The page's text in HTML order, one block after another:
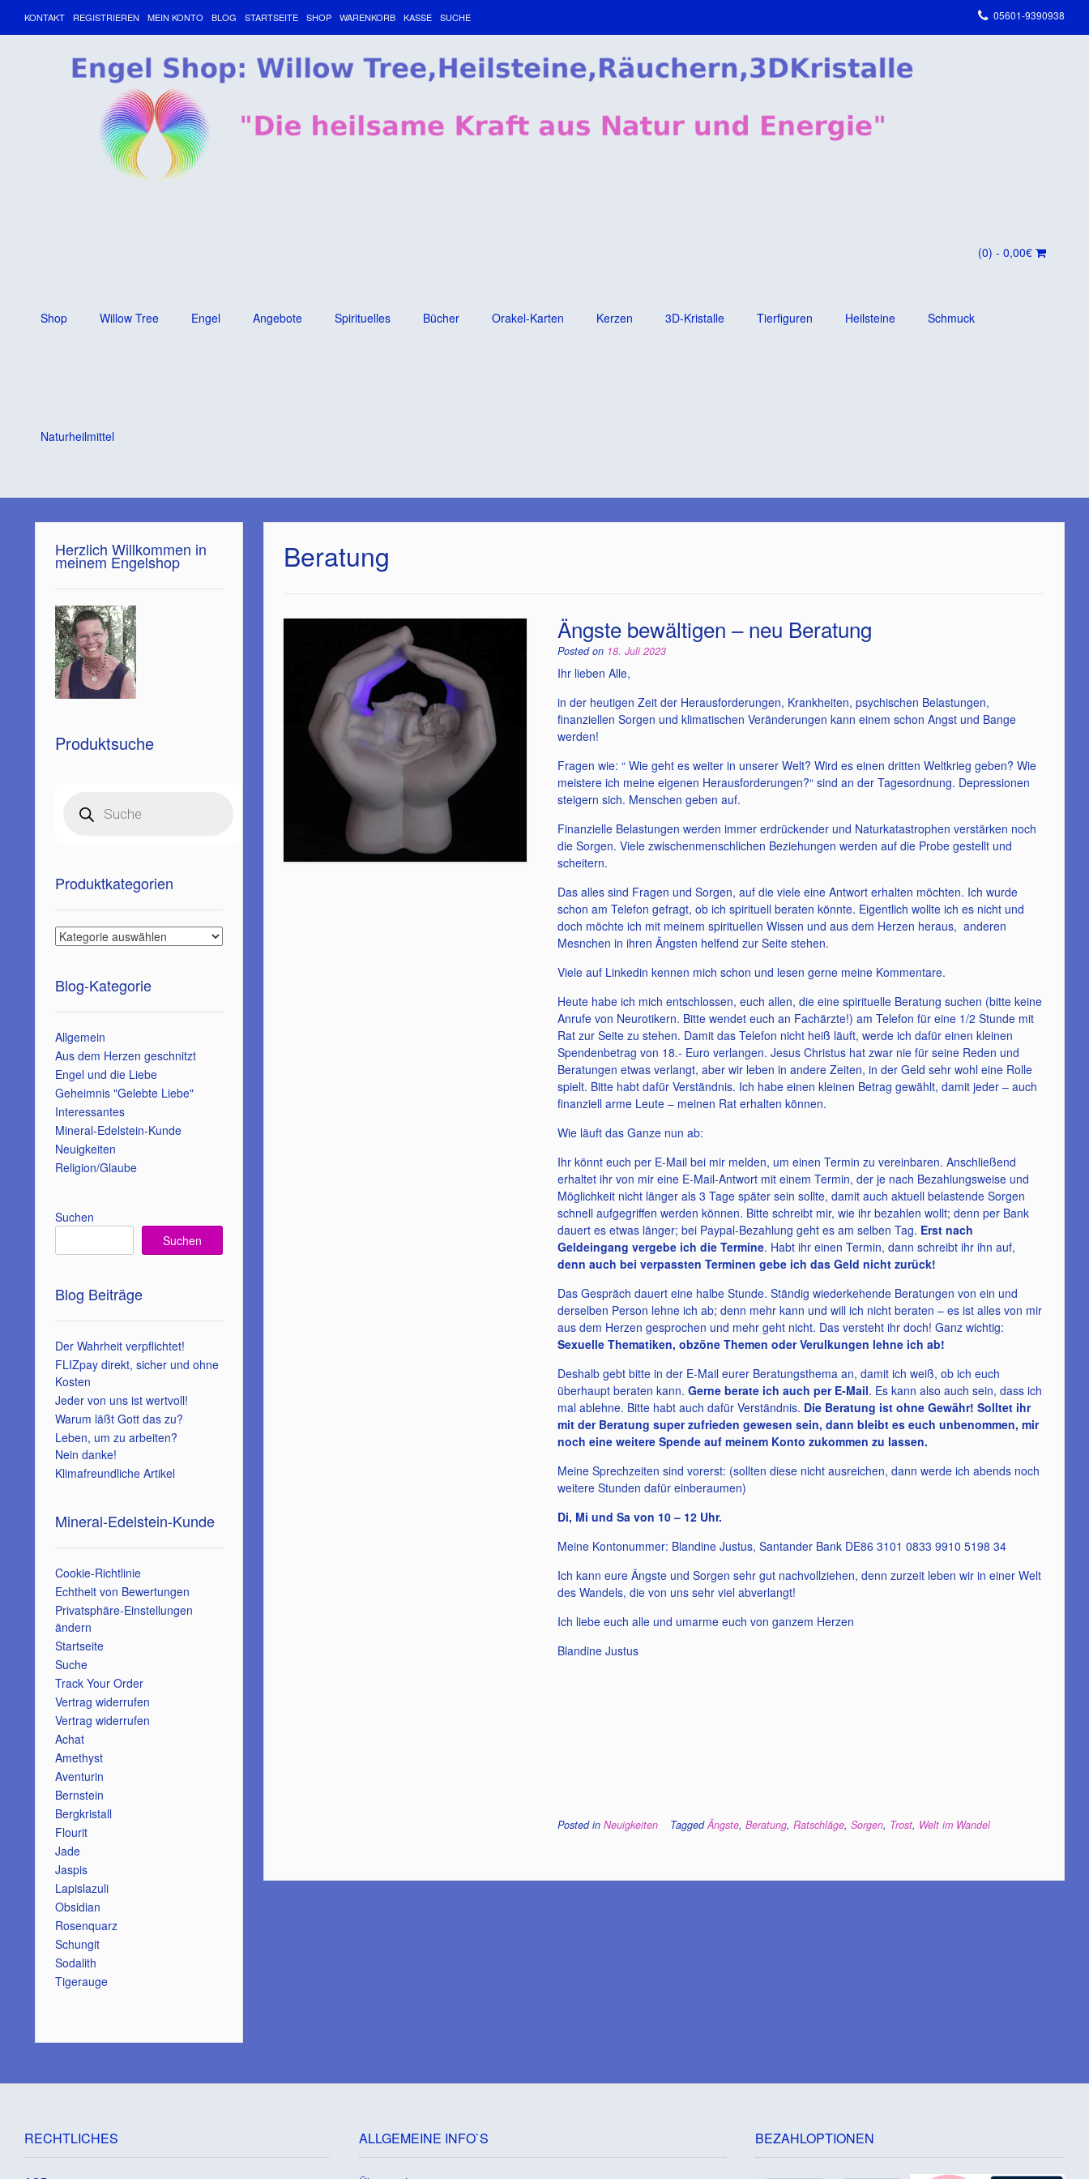
KONTAKT REGISTRIEREN MEIN KONTO BLOG STARTSEITE SHOP WARENKORB KASSE SUCHE 05601-9390938
(0) - 0,00€
Shop Willow Tree Engel Angebote Spirituelles Bücher Orakel-Karten Kerzen 3D-Kristalle Tierfiguren Heilsteine Schmuck
Naturheilmittel
Beratung
Ängste bewältigen – neu Beratung
Posted on 18. Juli 2023
Ihr lieben Alle,
in der heutigen Zeit der Herausforderungen, Krankheiten, psychischen Belastungen,
finanziellen Sorgen und klimatischen Veränderungen kann einem schon Angst und Bange
werden!
Fragen wie: “ Wie geht es weiter in unserer Welt? Wird es einen dritten Weltkrieg geben? Wie
meistere ich meine eigenen Herausforderungen?“ sind an der Tagesordnung. Depressionen
steigern sich. Menschen geben auf.
Finanzielle Belastungen werden immer erdrückender und Naturkatastrophen verstärken noch
die Sorgen. Viele zwischenmenschlichen Beziehungen werden auf die Probe gestellt und
scheitern.
Das alles sind Fragen und Sorgen, auf die viele eine Antwort erhalten möchten. Ich wurde
schon am Telefon gefragt, ob ich spirituell beraten könnte. Eigentlich wollte ich es nicht und
doch möchte ich mit meinem spirituellen Wissen und aus dem Herzen heraus, anderen
Mesnchen in ihren Ängsten helfend zur Seite stehen.
Viele auf Linkedin kennen mich schon und lesen gerne meine Kommentare.
Heute habe ich mich entschlossen, euch allen, die eine spirituelle Beratung suchen (bitte keine
Anrufe von Neurotikern. Bitte wendet euch an Fachärzte!) am Telefon für eine 1/2 Stunde mit
Rat zur Seite zu stehen. Damit das Telefon nicht heiß läuft, werde ich dafür einen kleinen
Spendenbetrag von 18.- Euro verlangen. Jesus Christus hat zwar nie für seine Reden und
Beratungen etwas verlangt, aber wir leben in andere Zeiten, in der Geld sehr wohl eine Rolle
spielt. Bitte habt dafür Verständnis. Ich habe einen kleinen Betrag gewählt, damit jeder – auch
finanziell arme Leute – meinen Rat erhalten können.
Wie läuft das Ganze nun ab:
Ihr könnt euch per E-Mail bei mir melden, um einen Termin zu vereinbaren. Anschließend
erhaltet ihr von mir eine E-Mail-Antwort mit einem Termin, der je nach Bezahlungsweise und
Möglichkeit nicht länger als 3 Tage später sein sollte, damit auch aktuell belastende Sorgen
schnell aufgegriffen werden können. Bitte schreibt mir, wie ihr bezahlen wollt; denn per Bank
dauert es etwas länger; bei Paypal-Bezahlung geht es am selben Tag. Erst nach
Geldeingang vergebe ich die Termine. Habt ihr einen Termin, dann schreibt ihr ihn auf,
denn auch bei verpassten Terminen gebe ich das Geld nicht zurück!
Das Gespräch dauert eine halbe Stunde. Ständig wiederkehende Beratungen von ein und
derselben Person lehne ich ab; denn mehr kann und will ich nicht beraten – es ist alles von mir
aus dem Herzen gesprochen und mehr geht nicht. Das versteht ihr doch! Ganz wichtig:
Sexuelle Thematiken, obzöne Themen oder Verulkungen lehne ich ab!
Deshalb gebt bitte in der E-Mail eurer Beratungsthema an, damit ich weiß, ob ich euch
überhaupt beraten kann.Gerne berate ich auch per E-Mail. Es kann also auch sein, dass ich
mal ablehne. Bitte habt auch dafür Verständnis. Die Beratung ist ohne Gewähr! Solltet ihr
mit der Beratung super zufrieden gewesen sein, dann bleibt es euch unbenommen, mir
noch eine weitere Spende auf meinem Konto zukommen zu lassen.
Meine Sprechzeiten sind vorerst: (sollten diese nicht ausreichen, dann werde ich abends noch
weitere Stunden dafür einberaumen)
Di, Mi und Sa von 10 – 12 Uhr.
Meine Kontonummer: Blandine Justus, Santander Bank DE86 3101 0833 9910 5198 34
Ich kann eure Ängste und Sorgen sehr gut nachvollziehen, denn zurzeit leben wir in einer Welt
des Wandels, die von uns sehr viel abverlangt!
Ich liebe euch alle und umarme euch von ganzem Herzen
Blandine Justus
Posted inNeuigkeiten TaggedÄngste,Beratung,Ratschläge,Sorgen, Trost, Welt im Wandel
Herzlich Willkommen in
meinem Engelshop
Produktsuche
search
Produktkategorien
Blog-Kategorie
Allgemein
Aus dem Herzen geschnitzt
Engel und die Liebe
Geheimnis "Gelebte Liebe"
Interessantes
Mineral-Edelstein-Kunde
Neuigkeiten
Religion/Glaube
Suchen
Suchen
Blog Beiträge
Der Wahrheit verpflichtet!
FLIZpay direkt, sicher und ohne
Kosten
Jeder von uns ist wertvoll!
Warum läßt Gott das zu?
Leben, um zu arbeiten?
Nein danke!
Klimafreundliche Artikel
Mineral-Edelstein-Kunde
Cookie-Richtlinie
Echtheit von Bewertungen
Privatsphäre-Einstellungen
ändern
Startseite
Suche
Track Your Order
Vertrag widerrufen
Vertrag widerrufen
Achat
Amethyst
Aventurin
Bernstein
Bergkristall
Flourit
Jade
Jaspis
Lapislazuli
Obsidian
Rosenquarz
Schungit
Sodalith
Tigerauge
RECHTLICHES ALLGEMEINE INFO`S BEZAHLOPTIONEN